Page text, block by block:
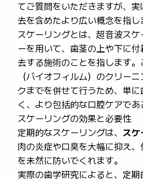
てご質問をいただきますが、
去を含めたより広い概念を指し
スケーリングとは、超音波ス
ーを用いて、歯茎の上や下に
去する施術のことを指します
（バイオフィルム）のクリー
クまでを併せて行うため、単
く、より包括的な口腔ケアであ
スケーリングの効果と必要性
定期的なスケーリングは、 スケ
肉の炎症や口臭を大幅に抑え
を未然に防いでくれます。
実際の歯学研究によると、定